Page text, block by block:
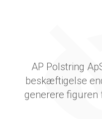
AP Polstring
beskæftigelse
generere figuren